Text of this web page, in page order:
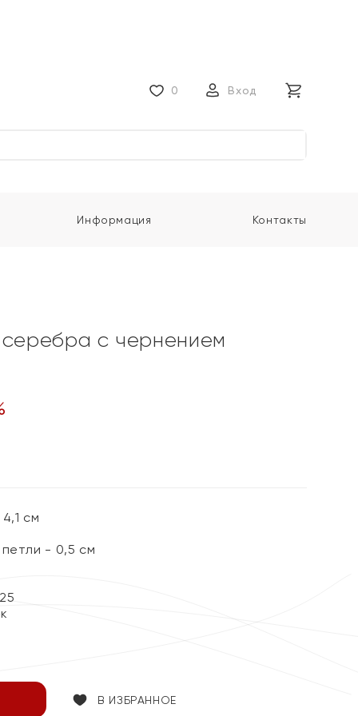
0 Вход
Информация Контакты
с чернением
см
- 0,5 см
В ИЗБРАННОЕ